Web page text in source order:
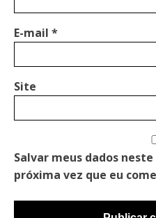
E-mail *
Site
Salvar meus dados
próxima vez que eu